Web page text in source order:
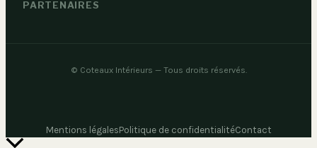
PARTENAIRES
© Coteaux Intérieurs — Tous droits réservés.
Mentions légalesPolitique de confidentialitéContact